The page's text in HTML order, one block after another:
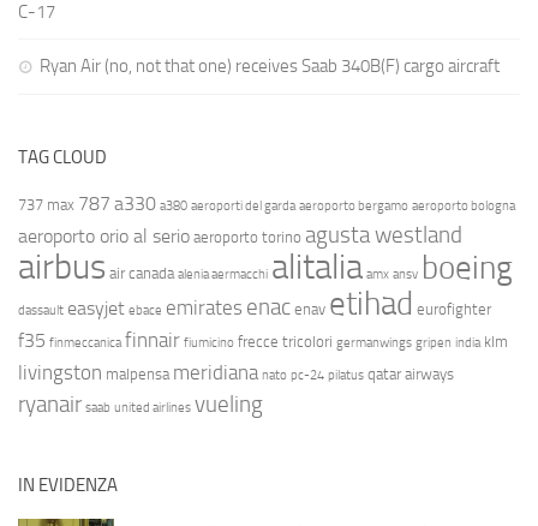
C-17
Ryan Air (no, not that one) receives Saab 340B(F) cargo aircraft
TAG CLOUD
737 max 787 a330 a380 aeroporti del garda aeroporto bergamo aeroporto bologna
aeroporto orio al serio aeroporto torino agusta westland
airbus air canada alenia aermacchi alitalia amx ansv boeing
dassault easyjet ebace emirates enac enav etihad eurofighter
f35 finmeccanica finnair fiumicino frecce tricolori germanwings gripen india klm
livingston malpensa meridiana nato pc-24 pilatus qatar airways
ryanair saab united airlines vueling
IN EVIDENZA